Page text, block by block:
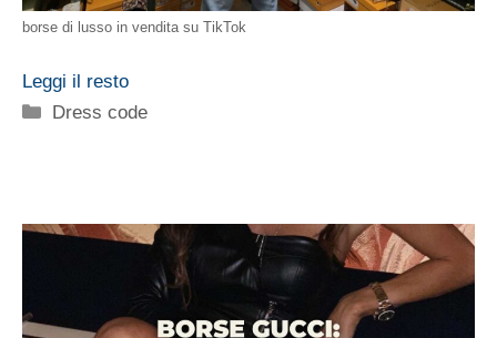
borse di lusso in vendita su TikTok
Leggi il resto
Categorie
Dress code